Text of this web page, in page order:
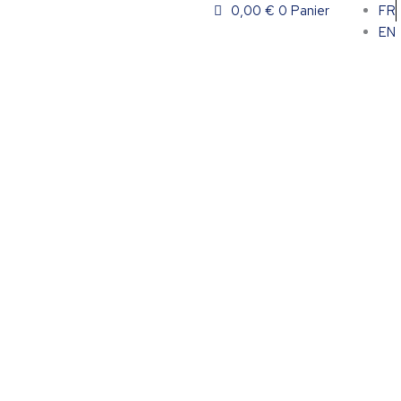
0,00 € 0 Panier
FR
EN